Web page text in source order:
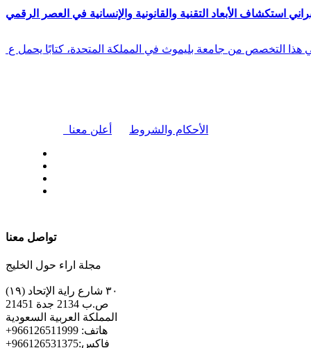
استكشاف الأبعاد التقنية والقانونية والإنسانية في العصر الرقمي
هذا التخصص من جامعة بليموث في المملكة المتحدة، كتابًا يحمل ع
أعلن معنا الأحكام والشروط
تواصل معنا
مجلة اراء حول الخليج
٣٠ شارع راية الإتحاد (١٩)
ص.ب 2134 جدة 21451
المملكة العربية السعودية
+هاتف: 966126511999
+فاكس:966126531375